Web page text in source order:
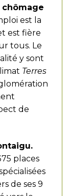
est la
est fière
tous. Le
y sont
Terres
de
places
de ses 9